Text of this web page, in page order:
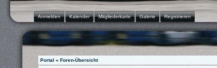
Anmelden Kalender Mitgliederkarte Galerie Registrieren
Portal » Foren-Übersicht